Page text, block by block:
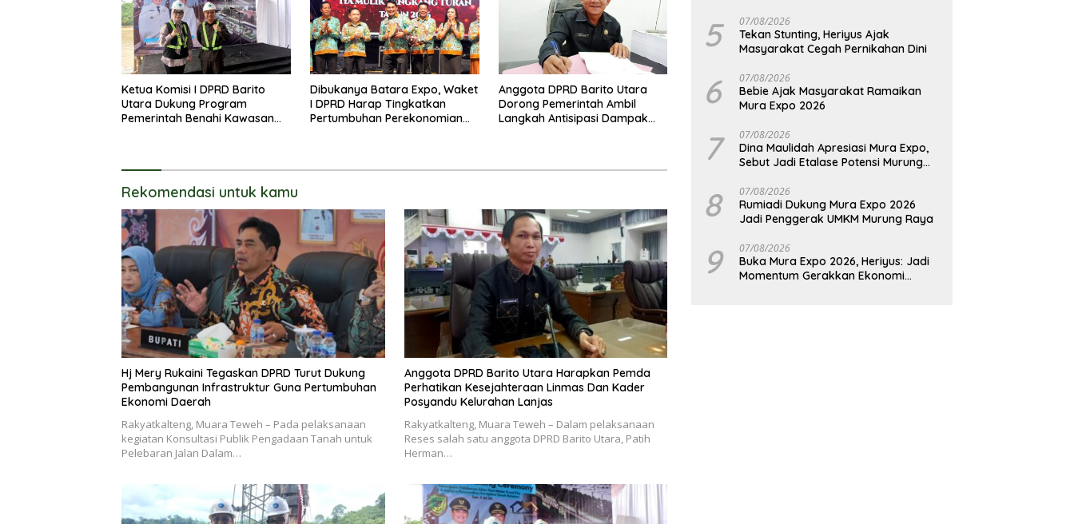
Ketua Komisi I DPRD Barito
Utara Dukung Program
Pemerintah Benahi Kawasan
Dibukanya Batara Expo, Waket
I DPRD Harap Tingkatkan
Pertumbuhan Perekonomian
Anggota DPRD Barito Utara
Dorong Pemerintah Ambil
Langkah Antisipasi Dampak
Rekomendasi untuk kamu
Hj Mery Rukaini Tegaskan DPRD Turut Dukung
Pembangunan Infrastruktur Guna Pertumbuhan
Ekonomi Daerah
Rakyatkalteng, Muara Teweh – Pada pelaksanaan
kegiatan Konsultasi Publik Pengadaan Tanah untuk
Pelebaran Jalan Dalam…
Anggota DPRD Barito Utara Harapkan Pemda
Perhatikan Kesejahteraan Linmas Dan Kader
Posyandu Kelurahan Lanjas
Rakyatkalteng, Muara Teweh – Dalam pelaksanaan
Reses salah satu anggota DPRD Barito Utara, Patih
Herman…
5 07/08/2026
Tekan Stunting, Heriyus Ajak
Masyarakat Cegah Pernikahan Dini
6 07/08/2026
Bebie Ajak Masyarakat Ramaikan
Mura Expo 2026
7 07/08/2026
Dina Maulidah Apresiasi Mura Expo,
Sebut Jadi Etalase Potensi Murung
8 07/08/2026
Rumiadi Dukung Mura Expo 2026
Jadi Penggerak UMKM Murung Raya
9 07/08/2026
Buka Mura Expo 2026, Heriyus: Jadi
Momentum Gerakkan Ekonomi